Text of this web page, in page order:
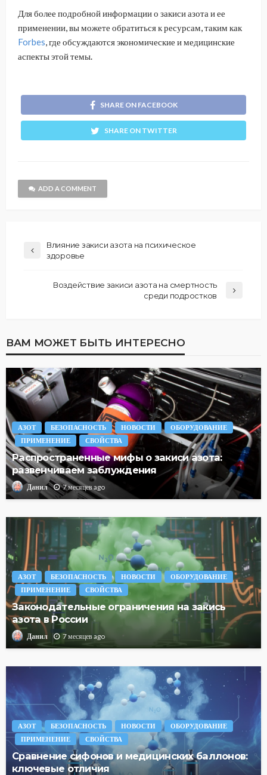
Для более подробной информации о закиси азота и ее
применении, вы можете обратиться к ресурсам, таким как
Forbes, где обсуждаются экономические и медицинские
аспекты этой темы.
SHARE ON FACEBOOK
SHARE ON TWITTER
ADD A COMMENT
Влияние закиси азота на психическое
здоровье
Воздействие закиси азота на смертность
среди подростков
ВАМ МОЖЕТ БЫТЬ ИНТЕРЕСНО
АЗОТ БЕЗОПАСНОСТЬ НОВОСТИ
ОБОРУДОВАНИЕ
ПРИМЕНЕНИЕ
СВОЙСТВА
Распространенные мифы о закиси азота:
развенчиваем заблуждения
Данил 7 месяцев ago
АЗОТ БЕЗОПАСНОСТЬ НОВОСТИ
ОБОРУДОВАНИЕ
ПРИМЕНЕНИЕ
СВОЙСТВА
Законодательные ограничения на закись
азота в России
Данил 7 месяцев ago
АЗОТ БЕЗОПАСНОСТЬ НОВОСТИ
ОБОРУДОВАНИЕ
ПРИМЕНЕНИЕ
СВОЙСТВА
Сравнение сифонов и медицинских баллонов:
ключевые отличия